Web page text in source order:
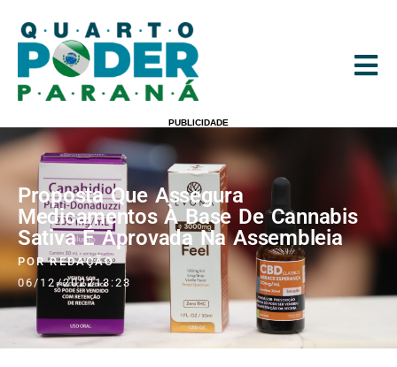
PUBLICIDADE
Proposta Que Assegura
Medicamentos À Base De Cannabis
Sativa É Aprovada Na Assembleia
PORREDAÇÃO
06/12/202213:23